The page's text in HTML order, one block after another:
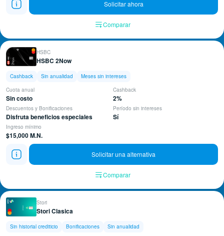
Solicitar ahora
Comparar
HSBC
HSBC 2Now
Cashback Sin anualidad
Meses sin intereses
Cuota anual
Sin costo
Cashback
2%
Descuentos y Bonificaciones
Disfruta beneficios especiales
Período sin intereses
Sí
Ingreso mínimo
$15,000 M.N.
Solicitar una alternativa
Comparar
Stori
Stori Clasica
Sin historial crediticio Bonificaciones
Sin anualidad